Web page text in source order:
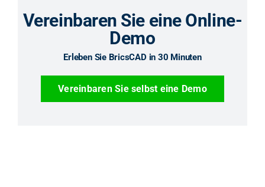
Vereinbaren Sie eine Online-
Demo
Erleben Sie BricsCAD in 30 Minuten
Vereinbaren Sie selbst eine Demo